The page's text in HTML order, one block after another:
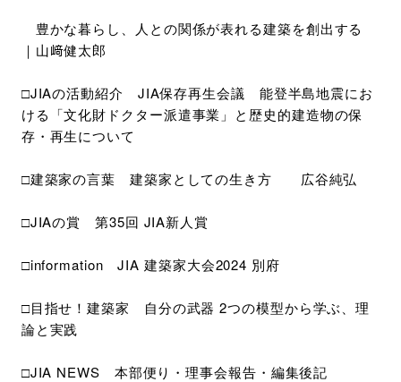
豊かな暮らし、人との関係が表れる建築を創出する
｜山﨑健太郎
□JIAの活動紹介 JIA保存再生会議 能登半島地震にお
ける「文化財ドクター派遣事業」と歴史的建造物の保
存・再生について
□建築家の言葉 建築家としての生き方 広谷純弘
□JIAの賞 第35回 JIA新人賞
□information JIA 建築家大会2024 別府
□目指せ！建築家 自分の武器 2つの模型から学ぶ、理
論と実践
□JIA NEWS 本部便り・理事会報告・編集後記